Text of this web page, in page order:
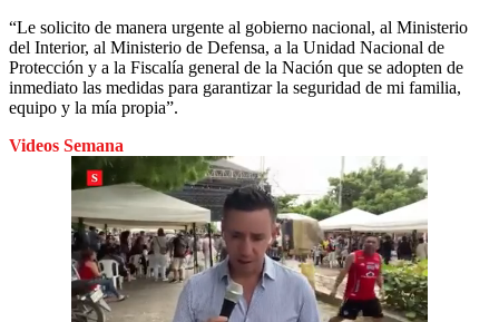
“Le solicito de manera urgente al gobierno nacional, al Ministerio
del Interior, al Ministerio de Defensa, a la Unidad Nacional de
Protección y a la Fiscalía general de la Nación que se adopten de
inmediato las medidas para garantizar la seguridad de mi familia,
equipo y la mía propia”.
Videos Semana